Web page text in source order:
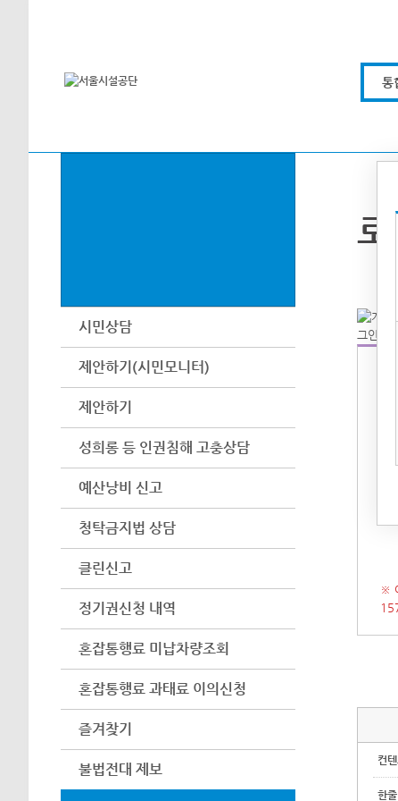
통
시민상담
제안하기(시민모니터)
제안하기
성희롱 등 인권침해 고충상담
예산낭비 신고
청탁금지법 상담
클린신고
정기권신청 내역
혼잡통행료 미납차량조회
혼잡통행료 과태료 이의신청
즐겨찾기
불법전대 제보
로
(
※
컨
한